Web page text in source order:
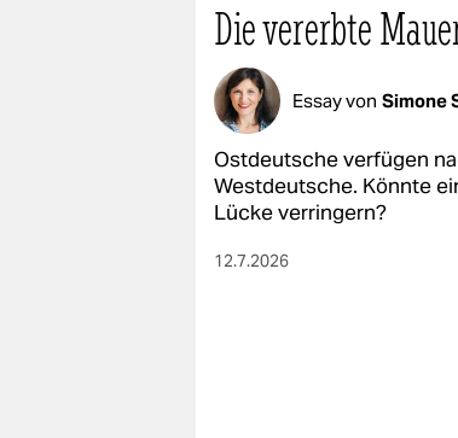
Die vererbte
Essay von Simone
Ostdeutsche verfügen
Westdeutsche. Könnte
Lücke verringern?
12.7.2026